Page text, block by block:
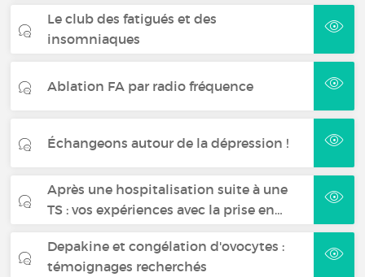
Le club des fatigués et des
insomniaques
Ablation FA par radio fréquence
Échangeons autour de la dépression !
Après une hospitalisation suite à une
TS : vos expériences avec la prise en…
Depakine et congélation d'ovocytes :
témoignages recherchés